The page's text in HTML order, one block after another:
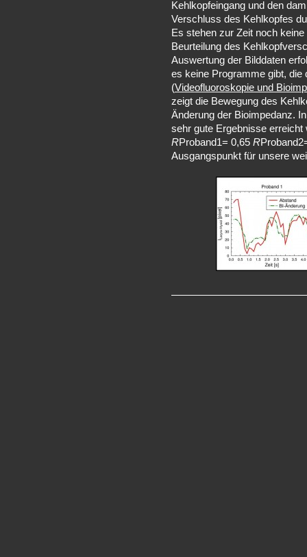
Kehlkopfeingang und den
Verschluss des Kehlkopfes
Es stehen zur Zeit noch
Beurteilung des
Auswertung der Bilddaten
es keine Programme gibt, die
(Videofluoroskopie und
zeigt die Bewegung des
Änderung der Bioimpedanz.
sehr gute Ergebnisse
RProband1= 0,65 R
Ausgangspunkt für unsere